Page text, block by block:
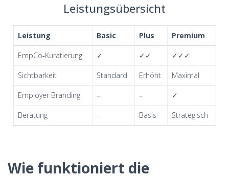
Leistungsübersicht
Leistung Basic Plus Premium
EmpCo‑Kuratierung ✓ ✓✓ ✓✓✓
Sichtbarkeit Standard Erhöht Maximal
Employer Branding – – ✓
Beratung – Basis Strategisch
Wie funktioniert die